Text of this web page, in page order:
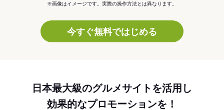
※画像はイメージです。実際の操作方法とは異なります。
今すぐ無料ではじめる
日本最大級のグルメサイトを活用し
効果的なプロモーションを！